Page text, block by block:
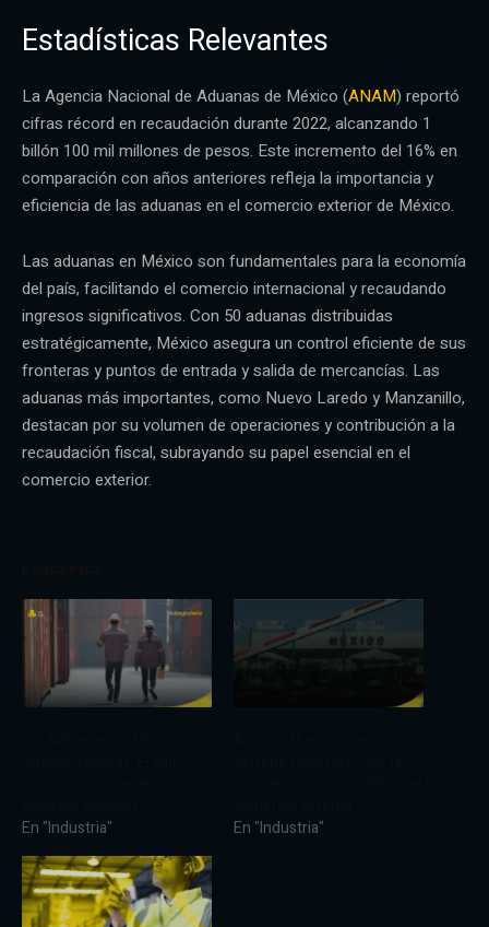
Estadísticas Relevantes
La Agencia Nacional de Aduanas de México (ANAM) reportó
cifras récord en recaudación durante 2022, alcanzando 1
billón 100 mil millones de pesos. Este incremento del 16% en
comparación con años anteriores refleja la importancia y
eficiencia de las aduanas en el comercio exterior de México.
Las aduanas en México son fundamentales para la economía
del país, facilitando el comercio internacional y recaudando
ingresos significativos. Con 50 aduanas distribuidas
estratégicamente, México asegura un control eficiente de sus
fronteras y puntos de entrada y salida de mercancías. Las
aduanas más importantes, como Nuevo Laredo y Manzanillo,
destacan por su volumen de operaciones y contribución a la
recaudación fiscal, subrayando su papel esencial en el
comercio exterior.
En "Industria"
En "Industria"